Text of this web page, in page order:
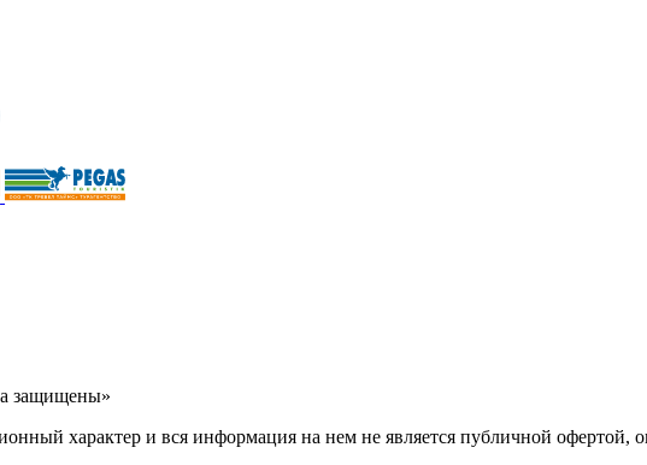
защищены»
характер и вся информация на нем не является публичной офертой,